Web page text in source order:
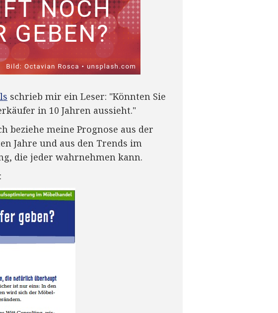
schrieb mir ein Leser: "Könnten Sie
in 10 Jahren aussieht."
beziehe meine Prognose aus der
Jahre und aus den Trends im
die jeder wahrnehmen kann.